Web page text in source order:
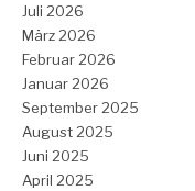
Juli 2026
März 2026
Februar 2026
Januar 2026
September 2025
August 2025
Juni 2025
April 2025